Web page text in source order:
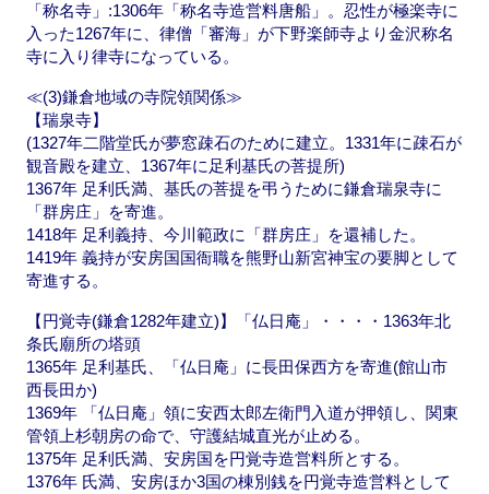
「称名寺」:1306年「称名寺造営料唐船」。忍性が極楽寺に
入った1267年に、律僧「審海」が下野楽師寺より金沢称名
寺に入り律寺になっている。
≪(3)鎌倉地域の寺院領関係≫
【瑞泉寺】
(1327年二階堂氏が夢窓疎石のために建立。1331年に疎石が
観音殿を建立、1367年に足利基氏の菩提所)
1367年 足利氏満、基氏の菩提を弔うために鎌倉瑞泉寺に
「群房庄」を寄進。
1418年 足利義持、今川範政に「群房庄」を還補した。
1419年 義持が安房国国衙職を熊野山新宮神宝の要脚として
寄進する。
【円覚寺(鎌倉1282年建立)】「仏日庵」・・・・1363年北
条氏廟所の塔頭
1365年 足利基氏、「仏日庵」に長田保西方を寄進(館山市
西長田か)
1369年 「仏日庵」領に安西太郎左衛門入道が押領し、関東
管領上杉朝房の命で、守護結城直光が止める。
1375年 足利氏満、安房国を円覚寺造営料所とする。
1376年 氏満、安房ほか3国の棟別銭を円覚寺造営料として